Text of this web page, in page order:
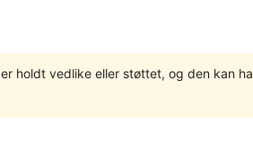
holdt vedlike eller støttet, og den kan ha